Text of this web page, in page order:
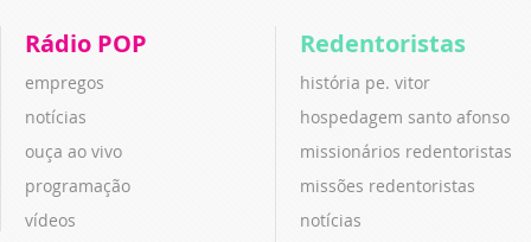
Rádio POP
empregos
notícias
ouça ao vivo
programação
vídeos
Redentoristas
história pe. vitor
hospedagem santo afonso
missionários redentoristas
missões redentoristas
notícias